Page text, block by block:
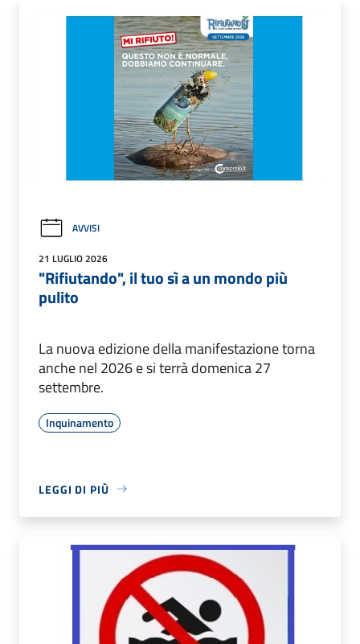
AVVISI
21 LUGLIO 2026
"Rifiutando", il tuo sì a un mondo più
pulito
La nuova edizione della manifestazione torna
anche nel 2026 e si terrà domenica 27
settembre.
Inquinamento
LEGGI DI PIÙ